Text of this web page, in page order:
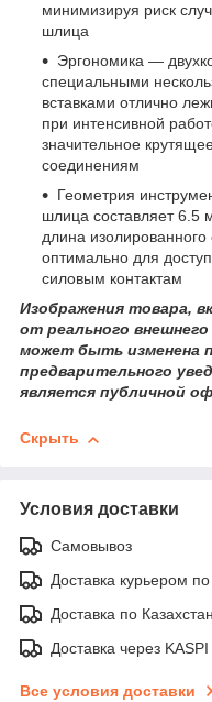
минимизируя риск
шлица
Эргономика —
специальными
вставками отлично
при интенсивной
значительное
соединениям
Геометрия
шлица составляет 6.5
длина
оптимально для
силовым контактам
Изображения товара,
от реального
может быть изменена
предварительного
является публичной
Скрыть
Условия доставки
Самовывоз
Доставка курьером
Доставка по
Доставка через
Все условия доставки